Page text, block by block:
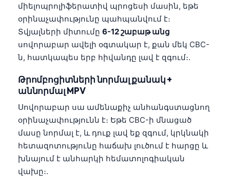
միելոպրոլիֆերատիվ պրոցեսի մասին, եթե
օրինաչափությունը պահպանվում է։
Տվյալների միտումը 6-12 շաբաթ անց
սովորաբար ավելի օգտակար է, քան մեկ CBC-
ն, հատկապես երբ հիվանդը լավ է զգում։.
Թրոմբոցիտների նորմալ քանակ +
աննորմալ MPV
Սովորաբար սա ամենաքիչ անհանգստացնող
օրինաչափությունն է։ Եթե CBC-ի մնացած
մասը նորմալ է, և դուք լավ եք զգում, կրկնակի
հետազոտությունը հաճախ լուծում է հարցը և
խնայում է անհարկի հեմատոլոգիական
վախը։.
فارسی
Български
Dansk
Nederlands
हिन्दी
Bahasa Indonesia
Íslenska
Српски језик
Svenska
Bosanski
Azərbaycan dili